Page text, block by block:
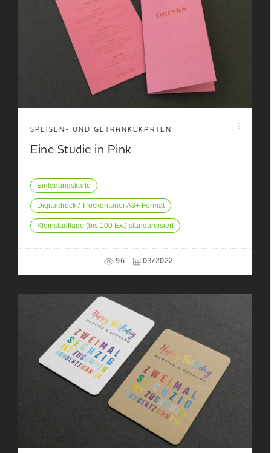
SPEISEN- UND GETRÄNKEKARTEN
Eine Studie in Pink
Einladungskarte
Digitaldruck / Trockentoner A3+ Format
Kleinstauflage (bis 100 Ex.) standardisiert
96 03/2022